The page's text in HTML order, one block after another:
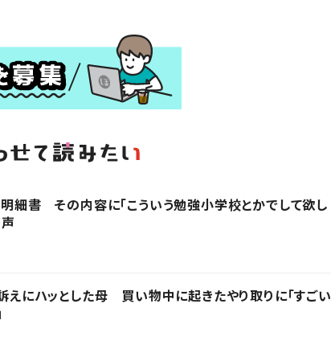
細書 その内容に「こういう勉強小学校とかでして欲し
えにハッとした母 買い物中に起きたやり取りに「すごい